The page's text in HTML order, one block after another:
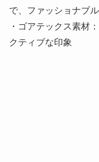
で、ファッショナブ
・ゴアテックス素材
クティブな印象